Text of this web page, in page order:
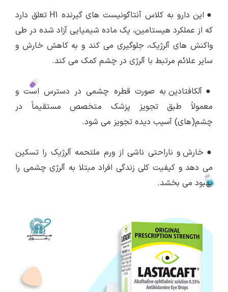
●
این دارو به کلاس آنتاگونیست های گیرنده H1 تعلق دارد
که از عملکرد هیستامین، یک ماده شیمیایی آزاد شده در طی
واکنش های آلرژیک، جلوگیری می کند و به کاهش خارش و
سایر علائم مرتبط با آلرژی در چشم کمک می کند.
●آلکافتادین به صورت قطره چشمی در دسترس است و
معمولاً طبق تجویز پزشک متخصص مستقیماً در
چشم(های) آسیب دیده تجویز می شود.
● خارش و ناراحتی ناشی از ورم ملتحمه آلرژیک را تسکین
می دهد و کیفیت کلی زندگی افراد مبتلا به آلرژی چشمی را
بهبود می بخشد.